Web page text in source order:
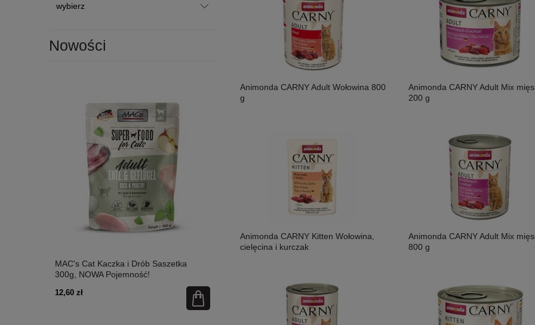
Nowości
MAC's Cat Kaczka i Drób Saszetka
300g, NOWA Pojemność!
12,60 zł
Niewielkie Miękkie Paluszki Dla Kota!
Animonda CARNY Adult Wołowina 800
g
Animonda CARNY Adult Mix
200 g
Animonda CARNY Kitten Wołowina,
cielęcina i kurczak
Animonda CARNY Adult Mix
800 g